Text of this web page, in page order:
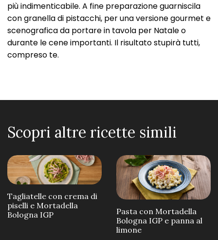
più indimenticabile. A fine preparazione guarniscila
con granella di pistacchi, per una versione gourmet e
scenografica da portare in tavola per Natale o
durante le cene importanti. Il risultato stupirà tutti,
compreso te.
Scopri altre ricette simili
Tagliatelle con crema di
piselli e Mortadella
Bologna IGP
Pasta con Mortadella
Bologna IGP e panna al
limone